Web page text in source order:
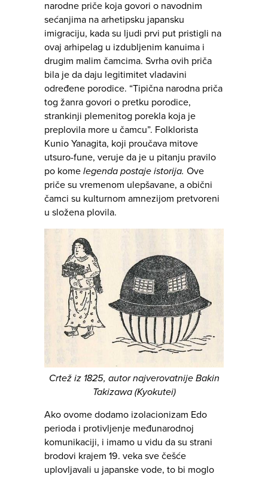
narodne priče koja govori o navodnim
sećanjima na arhetipsku japansku
imigraciju, kada su ljudi prvi put pristigli na
ovaj arhipelag u izdubljenim kanuima i
drugim malim čamcima. Svrha ovih priča
bila je da daju legitimitet vladavini
određene porodice. “Tipična narodna priča
tog žanra govori o pretku porodice,
strankinji plemenitog porekla koja je
preplovila more u čamcu”. Folklorista
Kunio Yanagita, koji proučava mitove
utsuro-fune, veruje da je u pitanju pravilo
po kome legenda postaje istorija. Ove
priče su vremenom ulepšavane, a obični
čamci su kulturnom amnezijom pretvoreni
u složena plovila.
Crtež iz 1825, autor najverovatnije Bakin
Takizawa (Kyokutei)
Ako ovome dodamo izolacionizam Edo
perioda i protivljenje međunarodnoj
komunikaciji, i imamo u vidu da su strani
brodovi krajem 19. veka sve češće
uplovljavali u japanske vode, to bi moglo